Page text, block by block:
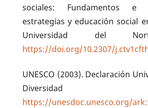
sociales: Fundamentos e
estrategias y educación social
Universidad del
https://doi.org/10.2307/
UNESCO (2003). Declaración
Diversidad
https://unesdoc.unesco.org/